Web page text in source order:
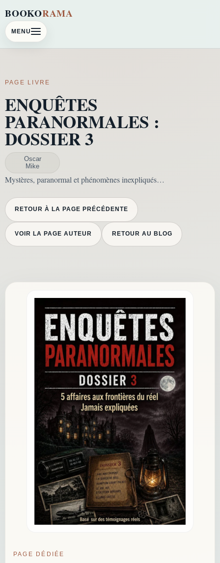
BOOKORAMA
MENU
PAGE LIVRE
ENQUÊTES
PARANORMALES :
DOSSIER 3
Oscar
Mike
Mystères, paranormal et phénomènes inexpliqués…
RETOUR À LA PAGE PRÉCÉDENTE
VOIR LA PAGE AUTEUR RETOUR AU BLOG
PAGE DÉDIÉE